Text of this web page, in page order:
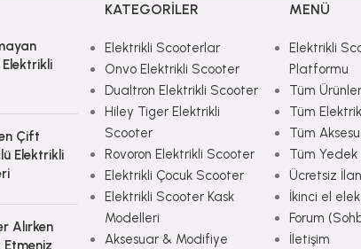
Elektrikli
Çift
Elektrikli
Alırken
KATEGORILER
Elektrikli Scooterlar
Onvo Elektrikli Scooter
Dualtron Elektrikli Scooter
Hiley Tiger Elektrikli
Scooter
Rovoron Elektrikli Scooter
Elektrikli Çocuk Scooter
Elektrikli Scooter Kask
Modelleri
Aksesuar & Modifiye
MENÜ
Elektrikli
Platformu
Tüm Ürünler
Tüm
Tüm
Tüm
Ücretsiz
İkinci el
Forum
İletişim